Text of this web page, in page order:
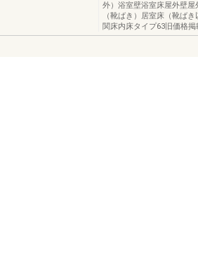
外）浴室壁浴室床屋外壁
（靴ばき）居室床（靴ば
関床内床タイプ63旧価格掲